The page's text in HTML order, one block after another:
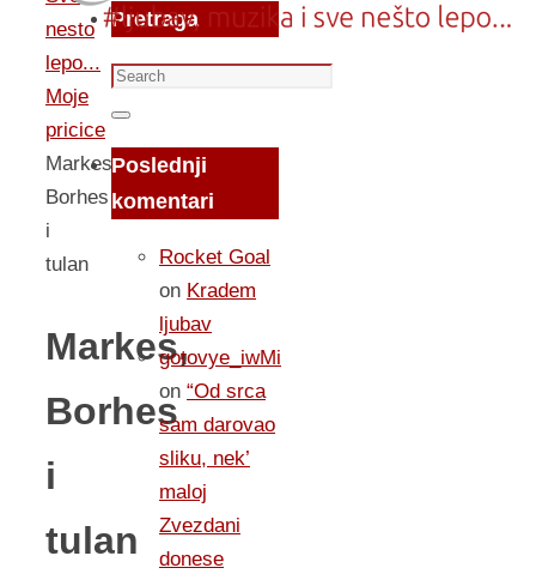
nesto
lepo...
Moje
pricice
Markes,
Borhes
i
tulan
Markes,
Borhes
i
tulan
Pretraga
Search
for:
Search
Poslednji
komentari
Rocket Goal
on Kradem
ljubav
gotovye_iwMi
on “Od srca
sam darovao
sliku, nek’
maloj
Zvezdani
donese